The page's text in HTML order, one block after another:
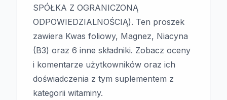
SPÓŁKA Z OGRANICZONĄ
ODPOWIEDZIALNOŚCIĄ). Ten proszek
zawiera Kwas foliowy, Magnez, Niacyna
(B3) oraz 6 inne składniki. Zobacz oceny
i komentarze użytkowników oraz ich
doświadczenia z tym suplementem z
kategorii witaminy.